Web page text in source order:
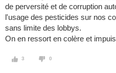
de perversité et de corruption
l'usage des pesticides sur nos
sans limite des lobbys.
On en ressort en colère et
3 0